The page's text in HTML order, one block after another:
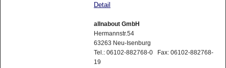
Detail
allnabout GmbH
Hermannstr.54
63263 Neu-Isenburg
Tel.: 06102-882768-0 Fax: 06102-882768-
19